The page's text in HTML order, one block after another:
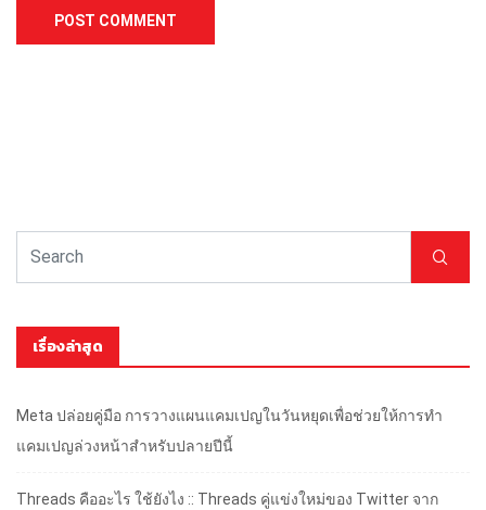
เรื่องล่าสุด
Meta ปล่อยคู่มือ การวางแผนแคมเปญในวันหยุดเพื่อช่วยให้การทำ
แคมเปญล่วงหน้าสำหรับปลายปีนี้
Threads คืออะไร ใช้ยังไง :: Threads คู่แข่งใหม่ของ Twitter จาก